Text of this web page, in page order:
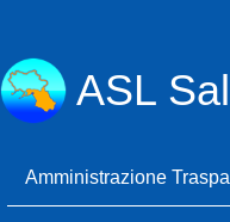
ASL
Amministrazione